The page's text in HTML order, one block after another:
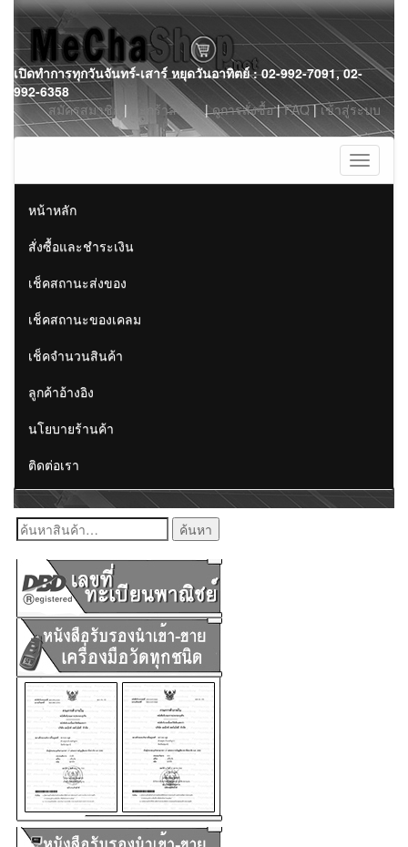
Skip
to
content
เปิดทำการทุกวันจันทร์-เสาร์ หยุดวันอาทิตย์ : 02-992-7091, 02-
992-6358
สมัครสมาชิก | ตะกร้าสินค้า|ดูการสั่งซื้อ|FAQ|เข้าสู่ระบบ
Toggle
หน้าหลัก
สั่งซื้อและชำระเงิน
เช็คสถานะส่งของ
เช็คสถานะของเคลม
เช็คจำนวนสินค้า
ลูกค้าอ้างอิง
นโยบายร้านค้า
ติดต่อเรา
ค้นหา: